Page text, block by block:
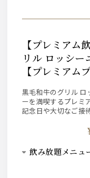
【プレミアム飲み放題】黒毛和牛のグ
リル ロッシー
【プレミアム
黒毛和牛のグリル ロ
ーを満喫するプレミ
記念日や大切なご接
飲み放題メニュ